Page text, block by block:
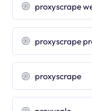
proxyscrape
proxyscrape
proxyscrape